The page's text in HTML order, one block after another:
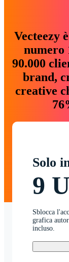
Vecteezy
numero
90.000
brand,
creative
Solo
9
Sblocca
grafica
incluso.